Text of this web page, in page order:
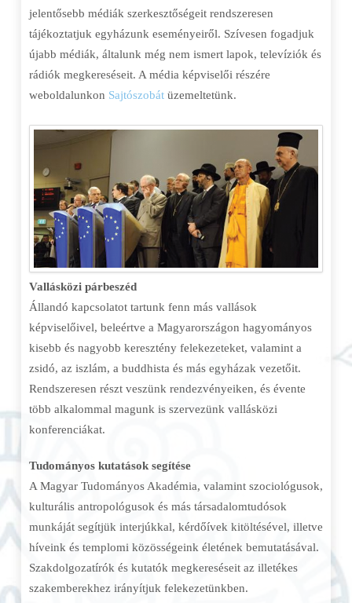
jelentősebb médiák szerkesztőségeit rendszeresen
tájékoztatjuk egyházunk eseményeiről. Szívesen fogadjuk
újabb médiák, általunk még nem ismert lapok, televíziók és
rádiók megkereséseit. A média képviselői részére
weboldalunkon Sajtószobátüzemeltetünk.
Vallásközi párbeszéd
Állandó kapcsolatot tartunk fenn más vallások
képviselőivel, beleértve a Magyarországon hagyományos
kisebb és nagyobb keresztény felekezeteket, valamint a
zsidó, az iszlám, a buddhista és más egyházak vezetőit.
Rendszeresen részt veszünk rendezvényeiken, és évente
több alkalommal magunk is szervezünk vallásközi
konferenciákat.
Tudományos kutatások segítése
A Magyar Tudományos Akadémia, valamint szociológusok,
kulturális antropológusok és más társadalomtudósok
munkáját segítjük interjúkkal, kérdőívek kitöltésével, illetve
híveink és templomi közösségeink életének bemutatásával.
Szakdolgozatírók és kutatók megkereséseit az illetékes
szakemberekhez irányítjuk felekezetünkben.